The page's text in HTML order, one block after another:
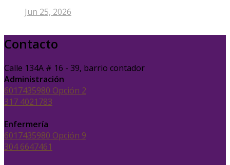
Jun 25, 2026
Contacto
Calle 134A # 16 - 39, barrio contador
Administración
6017435980 Opción 2
317 4021783
Enfermería
6017435980 Opción 9
304 6647461